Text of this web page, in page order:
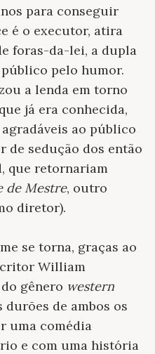
para conseguir
é o executor, atira
foras-da-lei, a dupla
pelo humor.
a lenda em torno
já era conhecida,
ao público
de sedução dos então
que retornariam
de Mestre, outro
diretor).
se torna, graças ao
William
gênero western
de ambos os
uma comédia
e com uma história